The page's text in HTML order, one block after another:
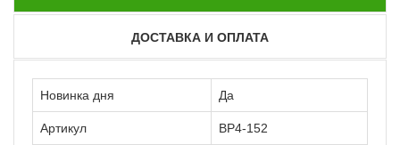
ДОСТАВКА И ОПЛАТА
Новинка дня Да
Артикул ВР4-152